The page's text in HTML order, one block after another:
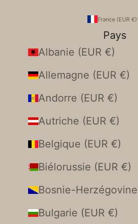
France (EUR €)
Pays
Albanie (EUR €)
Allemagne (EUR €)
Andorre (EUR €)
Autriche (EUR €)
Belgique (EUR €)
Biélorussie (EUR €)
Bulgarie (EUR €)